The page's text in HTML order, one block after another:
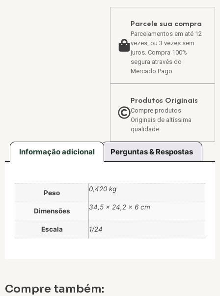
Parcele sua compra
Parcelamentos em até 12
vezes, ou 3 vezes sem
juros. Compra 100%
segura através do
Mercado Pago
Produtos Originais
Compre produtos
Originais de altíssima
qualidade.
Informação adicional Perguntas & Respostas
Peso 0,420 kg
Dimensões 34,5 × 24,2 × 6 cm
Escala 1/24
Compre também: